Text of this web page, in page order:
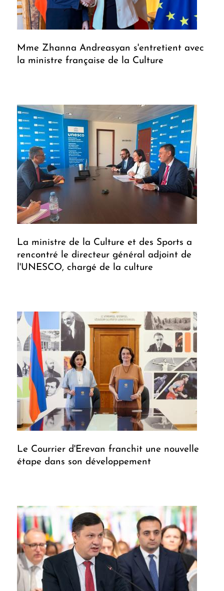
Mme Zhanna Andreasyan s'entretient avec
la ministre française de la Culture
La ministre de la Culture et des Sports a
rencontré le directeur général adjoint de
l'UNESCO, chargé de la culture
Le Courrier d'Erevan franchit une nouvelle
étape dans son développement